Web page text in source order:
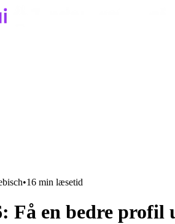
•16 min læsetid
Få en bedre profil